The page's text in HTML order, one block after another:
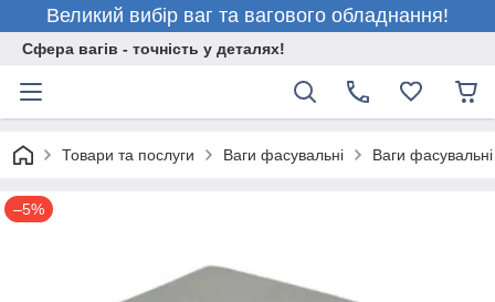
Великий вибір ваг та вагового обладнання!
Сфера вагів - точність у деталях!
Товари та послуги Ваги фасувальні Ваги
–5%